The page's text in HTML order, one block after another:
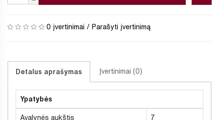
0 įvertinimai / Parašyti įvertinimą
Detalus aprašymas Įvertinimai (0)
Ypatybės
Avalynės aukštis 7